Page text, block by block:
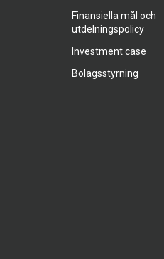
Finansiella mål och
utdelningspolicy
Investment case
Bolagsstyrning